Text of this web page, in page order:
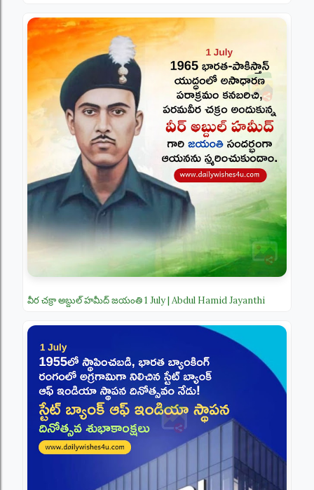
వీర చక్రా అబ్దుల్ హమీద్ జయంతి 1 July | Abdul Hamid Jayanthi